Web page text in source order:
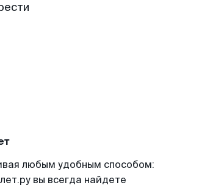
любым удобным способом:
вы всегда найдете